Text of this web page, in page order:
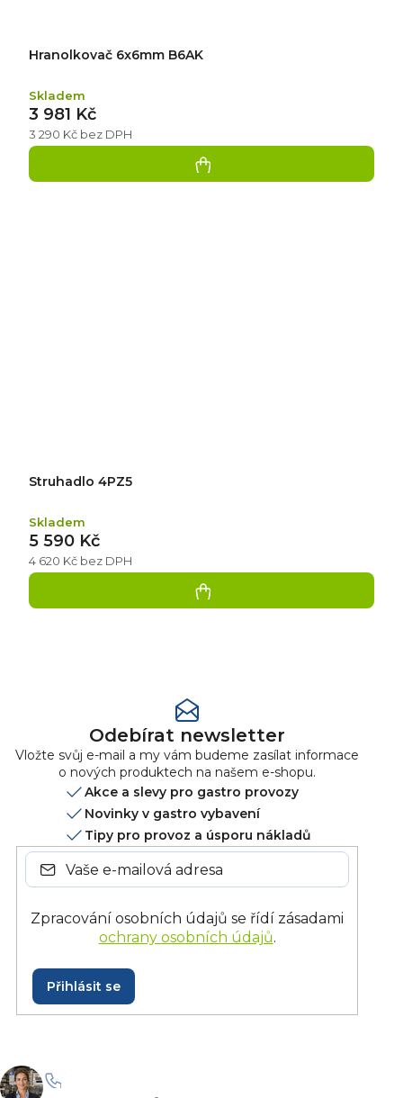
Hranolkovač 6x6mm B6AK
Skladem
3 290 Kč bez DPH
3 981 Kč
Struhadlo 4PZ5
Skladem
4 620 Kč bez DPH
5 590 Kč
Odebírat newsletter
Vložte svůj e-mail a my vám budeme zasílat informace
o nových produktech na našem e-shopu.
Akce a slevy pro gastro provozy
Novinky v gastro vybavení
Tipy pro provoz a úsporu nákladů
Zpracování osobních údajů se řídí zásadami
ochrany osobních údajů.
Přihlásit se